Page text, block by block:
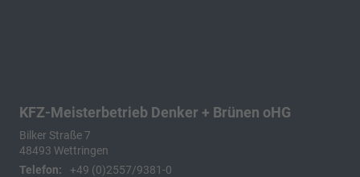
KFZ-Meisterbetrieb Denker + Brünen oHG
Bilker Straße 7
48493 Wettringen
Telefon:
+49 (0)2557/9381-0